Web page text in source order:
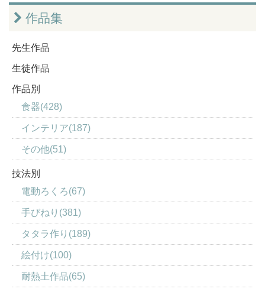
作品集
先生作品
生徒作品
作品別
食器(428)
インテリア(187)
その他(51)
技法別
電動ろくろ(67)
手びねり(381)
タタラ作り(189)
絵付け(100)
耐熱土作品(65)